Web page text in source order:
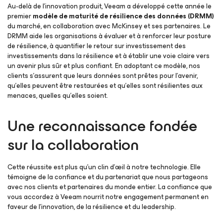
Au-delà de l’innovation produit, Veeam a développé cette année le
premiermodèle de maturité de résilience des données (DRMM)
du marché, en collaboration avec McKinsey et ses partenaires. Le
DRMM aide les organisations à évaluer et à renforcer leur posture
de résilience, à quantifier le retour sur investissement des
investissements dans la résilience et à établir une voie claire vers
un avenir plus sûr et plus confiant. En adoptant ce modèle, nos
clients s’assurent que leurs données sont prêtes pour l’avenir,
qu’elles peuvent être restaurées et qu’elles sont résilientes aux
menaces, quelles qu’elles soient.
Une reconnaissance fondée
sur la collaboration
Cette réussite est plus qu’un clin d’œil à notre technologie. Elle
témoigne de la confiance et du partenariat que nous partageons
avec nos clients et partenaires du monde entier. La confiance que
vous accordez à Veeam nourrit notre engagement permanent en
faveur de l’innovation, de la résilience et du leadership.